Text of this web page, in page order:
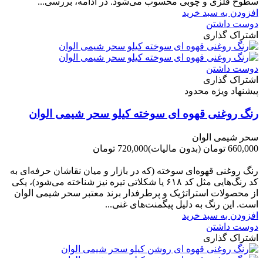
افزودن به سبد خرید
دوست داشتن
اشتراک گذاری
دوست داشتن
اشتراک گذاری
پیشنهاد ویژه محدود
رنگ روغنی قهوه ای سوخته کیلو سحر شیمی الوان
سحر شیمی الوان
660,000 تومان
(بدون مالیات)720,000 تومان
رنگ روغنی قهوه‌ای سوخته (که در بازار و میان نقاشان حرفه‌ای به
کد رنگ‌هایی مثل کد ۶۱۸ یا شکلاتی تیره نیز شناخته می‌شود)، یکی
از محصولات استراتژیک و پرطرفدار برند معتبر سحر شیمی الوان
است. این رنگ به دلیل پیگمنت‌های غنی...
افزودن به سبد خرید
دوست داشتن
اشتراک گذاری